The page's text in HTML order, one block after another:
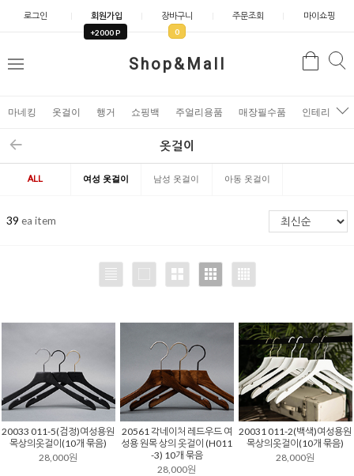
로그인 회원가입
+2000 P
장바구니
0
주문조회 마이쇼핑
Shop&Mall
메
검
마네킹 옷걸이 행거 쇼핑백 주얼리용품 매장필수품 인테리어소
옷걸이
ALL 여성 옷걸이 남성 옷걸이 아동 옷걸이
39 ea item
20033 011-5(검정)여성용원
목상의옷걸이(10개 묶음)
28,000원
20561 각네이처 레드우드 여
성용 원목 상의 옷걸이 (H011
-3) 10개 묶음
28,000원
20031 011-2(백색)여성용원
목상의옷걸이(10개 묶음)
28,000원